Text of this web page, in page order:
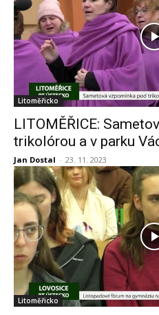
Litoměřicko
LITOMĚŘICE:
trikolórou a v parku
Jan Dostal - 23. 11. 2023
Litoměřicko